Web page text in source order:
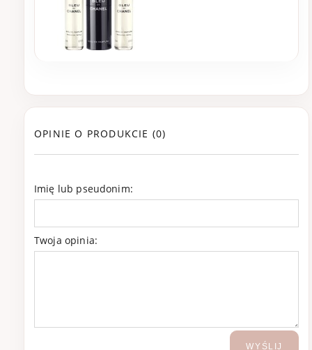
OPINIE O PRODUKCIE (0)
Imię lub pseudonim:
Twoja opinia:
WYŚLIJ